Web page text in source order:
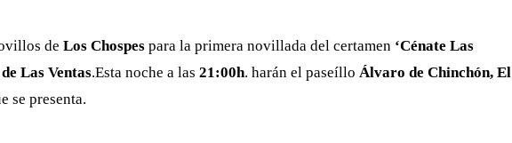
de Los Chospes para la primera novillada del certamen ‘Cénate Las
Las Ventas.Esta noche a las 21:00h. harán el paseíllo Álvaro de Chinchón, El
se presenta.